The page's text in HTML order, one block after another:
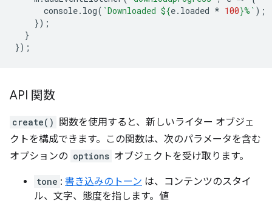
console. log( `Downloaded ${e. loaded * 100}%` );
});
}
});
API 関数
create()
関数を使用すると、新しいライター オブジェ
クトを構成できます。この関数は、次のパラメータを含む
オプションの options オブジェクトを受け取ります。
tone : 書き込みのトーン は、コンテンツのスタイ
ル、文字、態度を指します。値